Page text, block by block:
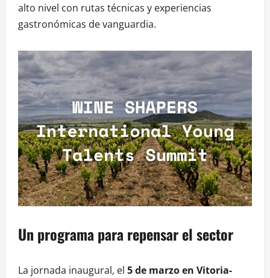
alto nivel con rutas técnicas y experiencias
gastronómicas de vanguardia.
Un programa para repensar el sector
La jornada inaugural, el 5 de marzo en Vitoria-